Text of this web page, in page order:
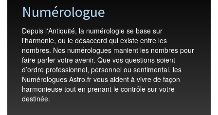
Numérologue
Depuis l'Antiquité, la numérologie se base sur
l'harmonie, ou le désaccord qui existe entre les
nombres. Nos numérologues manient les nombres pour
faire parler votre avenir. Que vos questions soient
d’ordre professionnel, personnel ou sentimental, les
Numérologues Astro.fr vous aident à vivre de façon
harmonieuse tout en prenant le contrôle sur votre
destinée.